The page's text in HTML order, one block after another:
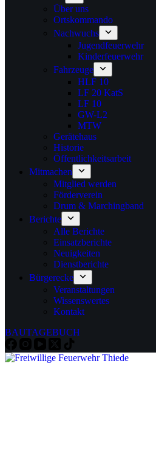
Über uns
Ortskommando
Nachwuchs
Jugendfeuerwehr
Kinderfeuerwehr
Fahrzeuge
HLF 10
LF 20 KatS
LF 10
GW-L2
MTW
Gerätehaus
Historie
Öffentlichkeitsarbeit
Mitmachen
Mitglied werden
Förderverein
Drum & Marchingband
Berichte
Alle Berichte
Einsatzberichte
Neuigkeiten
Dienstberichte
Bürgerecke
Veranstaltungen
Wissenswertes
Kontakt
BAUTAGEBUCH